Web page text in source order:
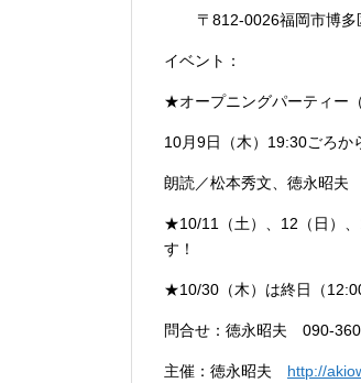
〒812-0026福岡市博
イベント：
★オープニングパーティー（
10月9日（木）19:30ごろか
朗読／松本秀文、徳永昭夫
★10/11（土）、12（日）
す！
★10/30（木）は終日（
問合せ：徳永昭夫 090-
主催：徳永昭夫 http://